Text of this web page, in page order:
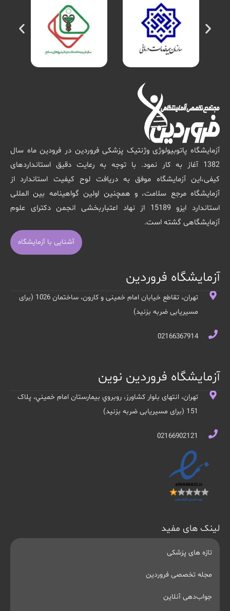
آزمایشگاه پاتوبیولوژی وژنتیک پزشکی فروردین در فرودین ماه سال
1382 آغاز به کار نمود. با توجه به رعایت دقیق استانداردهای
کیفی،این آزمایشگاه موفق به دریافت لوح کیفیت استاندارد از
آزمایشگاه مرجع سلامت، و همچنین اولین گواهینامه بین المللی
استاندارد ایزو 15189 از نهاد اعتباربخشی انجمن دکترای علوم
آزمایشگاهی گشته است.
آشنایی با آزمایشگاه
آزمایشگاه فروردین
تهران، تقاطع خیابان امام خمینی و کارون، ساختمان 1026 (برای
مسیریابی ضربه بزنید)
02166367914
آزمایشگاه فروردین نوین
تهران، انتهای بلوار کشاورز، روبروي بيمارستان امام خميني، پلاک
151 (برای مسیریابی ضربه بزنید)
02166902121
لینک های مفید
تازه های پزشکی
مجله تخصصی فروردین
جواب‌دهی آنلاین